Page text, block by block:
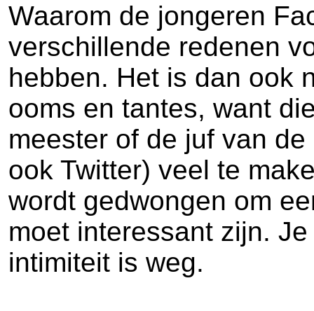
Waarom de jongeren
verschillende redenen
hebben. Het is dan ook
ooms en tantes, want
meester of de juf van
ook Twitter) veel te
wordt gedwongen om
moet interessant zijn.
intimiteit is weg.